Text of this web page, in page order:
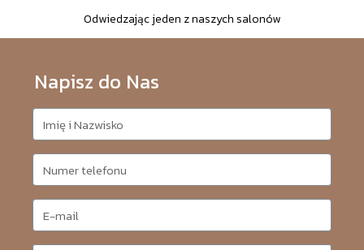
Odwiedzając jeden z naszych salonów
Napisz do Nas